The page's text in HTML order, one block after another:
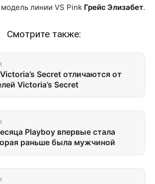
линии VS Pink Грейс Элизабет.
Смотрите также:
Secret отличаются от
Victoria’s Secret
Playboy впервые стала
раньше была мужчиной